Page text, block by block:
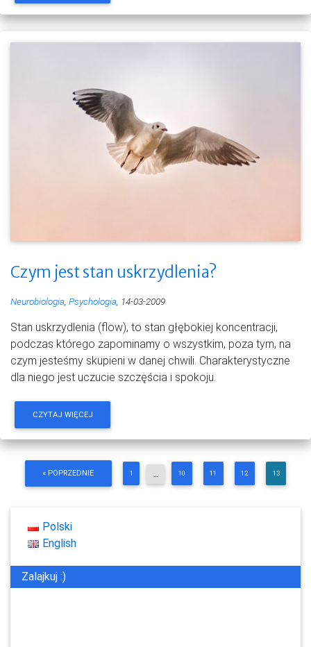
Czym jest stan uskrzydlenia?
Neurobiologia, Psychologia, 14-03-2009
Stan uskrzydlenia (flow), to stan głębokiej koncentracji,
podczas którego zapominamy o wszystkim, poza tym, na
czym jesteśmy skupieni w danej chwili. Charakterystyczne
dla niego jest uczucie szczęścia i spokoju.
CZYTAJ WIĘCEJ
« POPRZEDNIE 1 10 11 12 13
Polski
English
Zalajkuj :)